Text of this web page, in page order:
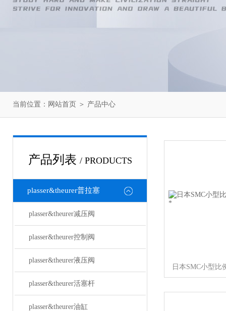
当前位置： 网站首页 ＞ 产品中心
产品列表 / PRODUCTS
plasser&theurer普拉塞
plasser&theurer减压阀
plasser&theurer控制阀
plasser&theurer液压阀
plasser&theurer活塞杆
plasser&theurer油缸
日本SMC小型比